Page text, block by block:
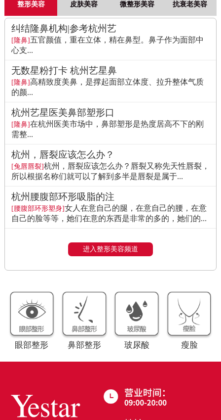
整形美容 皮肤美容 微整形美容 抗衰老美容
纠结隆鼻机构|参考杭州艺
[隆鼻]五官颜值，重在立体，精在鼻型。鼻子作为面部中
心支...
无数星粉打卡 杭州艺星鼻
[隆鼻]高精致度美鼻，是撑起面部立体度、拉升整体气质
的颜...
杭州艺星医美鼻部塑形口
[隆鼻]在杭州医美市场中，鼻部塑形是热度居高不下的刚
需整...
杭州，唇裂应该怎么办？
[兔唇唇裂]杭州，唇裂应该怎么办？唇裂又称先天性唇裂，
所以根据名称们就可以了解到多半是唇裂是属于...
杭州腰腹部环形吸脂的注
[腰腹部环形塑身]女人在意自己的腿，在意自己的腰，在意
自己的脸等等，她们在意的东西是非常的多的，她们的...
进入整形美容频道
眼部整形 鼻部整形 玻尿酸 瘦脸